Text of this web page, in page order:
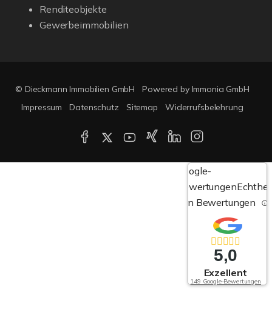
Renditeobjekte
Gewerbeimmobilien
© Dieckmann Immobilien GmbH
Powered by Immonia GmbH
Impressum
Datenschutz Sitemap Widerrufsbelehrung
Google-
Bewertungen
von Bewertungen
5,0
Exzellent
149 Google-Bewertungen